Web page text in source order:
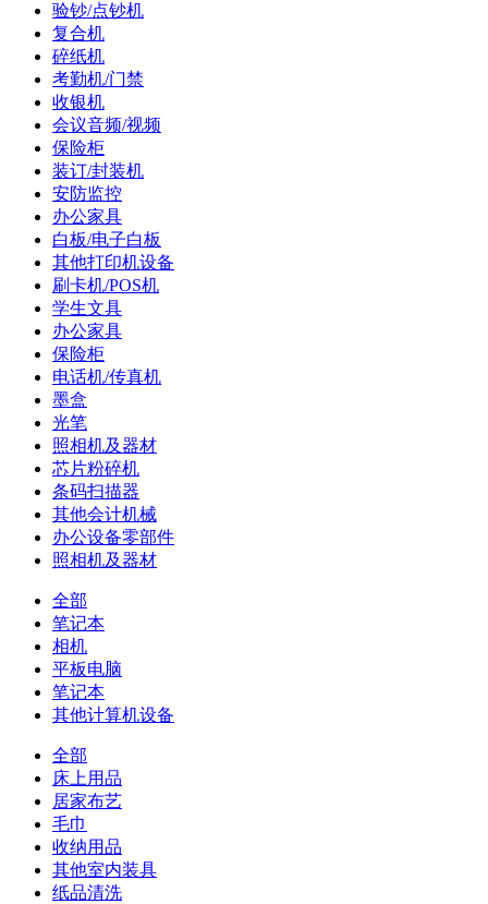
验钞/点钞机
复合机
碎纸机
考勤机/门禁
收银机
会议音频/视频
保险柜
装订/封装机
安防监控
办公家具
白板/电子白板
其他打印机设备
刷卡机/POS机
学生文具
办公家具
保险柜
电话机/传真机
墨盒
光笔
照相机及器材
芯片粉碎机
条码扫描器
其他会计机械
办公设备零部件
照相机及器材
全部
笔记本
相机
平板电脑
笔记本
其他计算机设备
全部
床上用品
居家布艺
毛巾
收纳用品
其他室内装具
纸品清洗